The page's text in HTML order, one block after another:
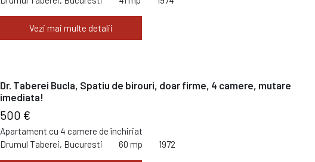
Vezi mai multe detalii
Dr. Taberei Bucla, Spatiu de birouri, doar firme, 4 camere, mutare
imediata!
500 €
Apartament cu 4 camere de închiriat
Drumul Taberei, Bucuresti
60 mp 1972